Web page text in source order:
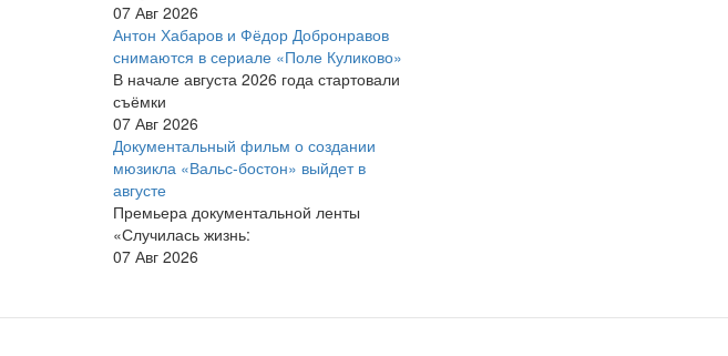
07 Авг 2026
Антон Хабаров и Фёдор Добронравов
снимаются в сериале «Поле Куликово»
В начале августа 2026 года стартовали
съёмки
07 Авг 2026
Документальный фильм о создании
мюзикла «Вальс-бостон» выйдет в
августе
Премьера документальной ленты
«Случилась жизнь:
07 Авг 2026